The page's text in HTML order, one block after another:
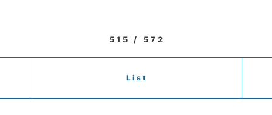
515 / 572
List